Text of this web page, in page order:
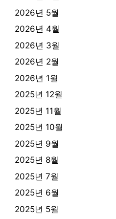
2026년 5월
2026년 4월
2026년 3월
2026년 2월
2026년 1월
2025년 12월
2025년 11월
2025년 10월
2025년 9월
2025년 8월
2025년 7월
2025년 6월
2025년 5월